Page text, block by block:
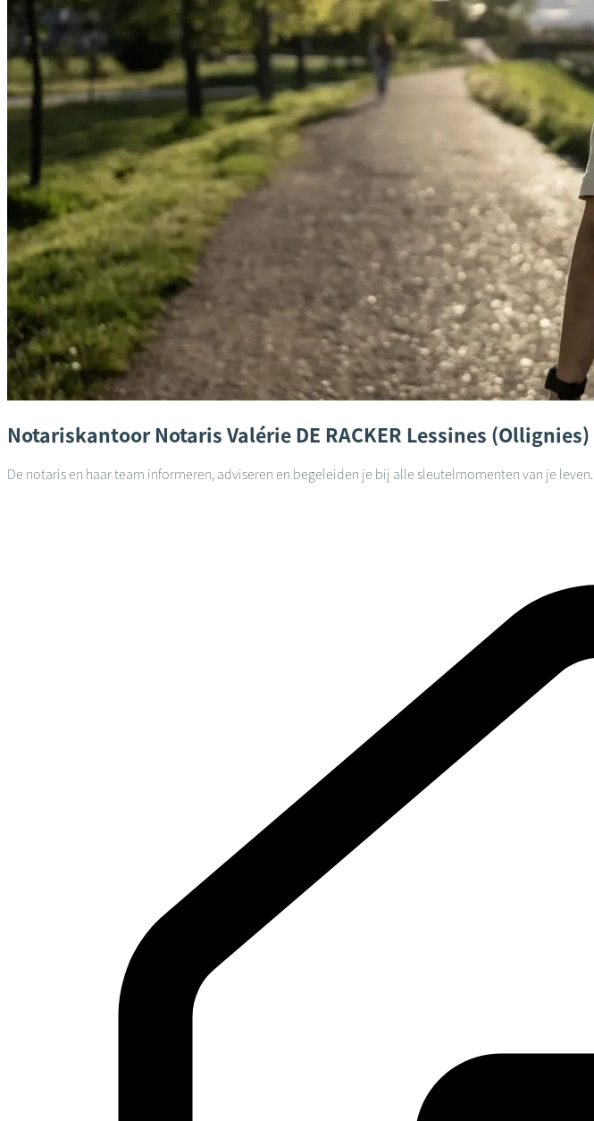
Notariskantoor Notaris Valérie DE RACKER Lessines (Ollignies)
De notaris en haar team informeren, adviseren en begeleiden je bij alle sleutelmomenten van je leven.